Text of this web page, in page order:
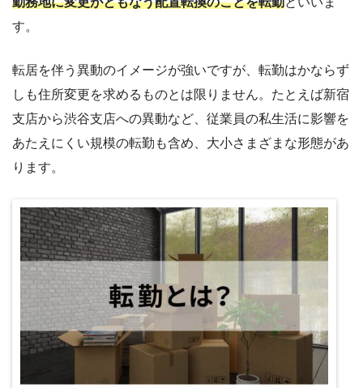
す。
転居を伴う異動のイメージが強いですが、転勤はかならず
しも住所変更を求めるものとは限りません。たとえば新宿
支店から渋谷支店への異動など、従業員の私生活に影響を
あたえにくい規模の転勤も含め、大小さまざまな形態があ
ります。